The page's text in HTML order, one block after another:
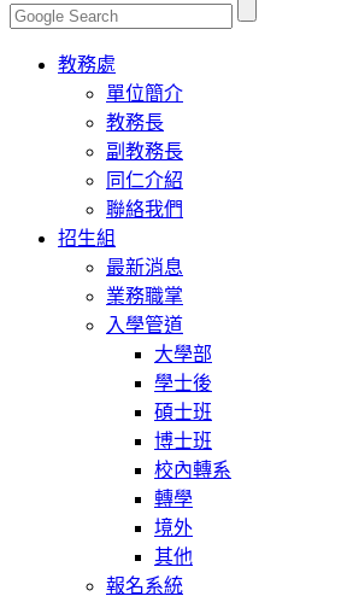
Toggle
navigation
教務處
單位簡介
教務長
副教務長
同仁介紹
聯絡我們
招生組
最新消息
業務職掌
入學管道
大學部
學士後
碩士班
博士班
校內轉系
轉學
境外
其他
報名系統